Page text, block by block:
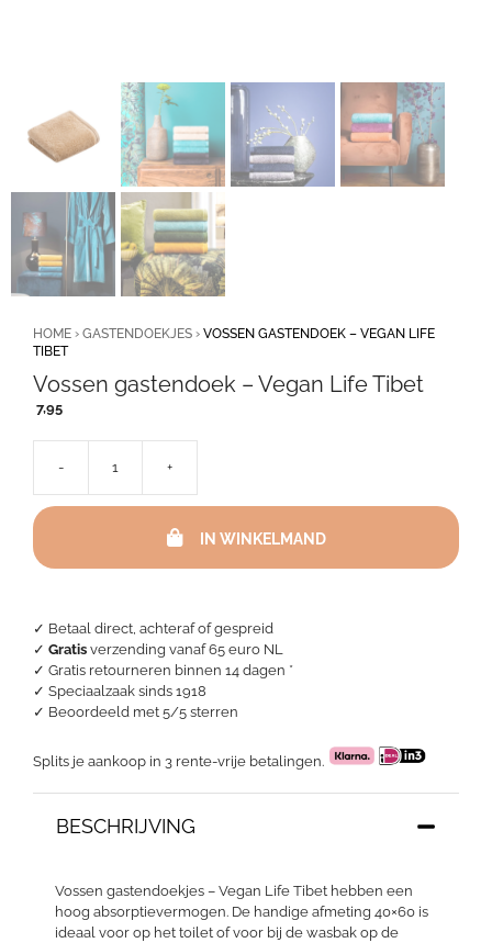
✓ Betaal direct, achteraf of gespreid
✓ Gratis verzending vanaf 65 euro NL
✓ Gratis retourneren binnen 14 dagen *
✓ Speciaalzaak sinds 1918
✓ Beoordeeld met 5/5 sterren
Splits je aankoop in 3 rente-vrije betalingen.
HOME › GASTENDOEKJES › VOSSEN GASTENDOEK – VEGAN LIFE
TIBET
Vossen gastendoek – Vegan Life Tibet
7,95
BESCHRIJVING
Vossen gastendoekjes – Vegan Life Tibet hebben een
hoog absorptievermogen. De handige afmeting 40×60 is
ideaal voor op het toilet of voor bij de wasbak op de
-
gastendoek
Vegan
+
IN WINKELMAND